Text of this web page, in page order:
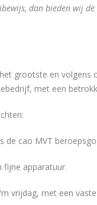
dan bieden wij
grootste en
met een
de cao MVT
fijne apparatuur.
vrijdag, met een